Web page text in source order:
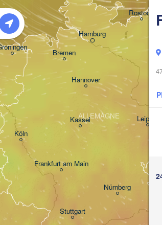
Hamburg
Köln
Frankfurt am Main
Bremen
Hannover
Nürnberg
Kassel
ALLEMAGNE
Stuttgart
Leipzig
Rostock